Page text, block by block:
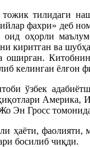
тилидаги
фахри» деб
оид оҳорли
киритган ва
келинган ёлғон
ўзбек
Гросс
ҳаёти,
босилиб чиқди.